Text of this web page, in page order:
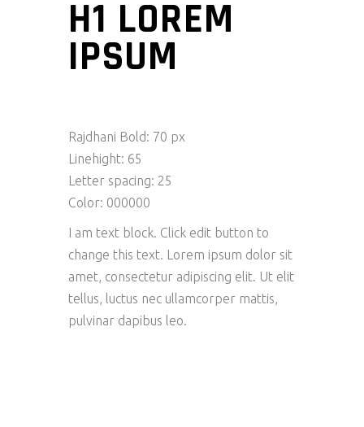
H1 LOREM
IPSUM
Rajdhani Bold: 70 px
Linehight: 65
Letter spacing: 25
Color: 000000
I am text block. Click edit button to
change this text. Lorem ipsum dolor sit
amet, consectetur adipiscing elit. Ut elit
tellus, luctus nec ullamcorper mattis,
pulvinar dapibus leo.